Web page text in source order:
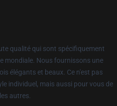
qualité qui sont spécifiquement
mondiale. Nous fournissons une
élégants et beaux. Ce n'est pas
individuel, mais aussi pour vous de
autres.